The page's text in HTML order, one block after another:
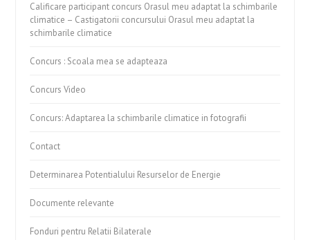
Calificare participant concurs Orasul meu adaptat la schimbarile
climatice – Castigatorii concursului Orasul meu adaptat la
schimbarile climatice
Concurs : Scoala mea se adapteaza
Concurs Video
Concurs: Adaptarea la schimbarile climatice in fotografii
Contact
Determinarea Potentialului Resurselor de Energie
Documente relevante
Fonduri pentru Relatii Bilaterale